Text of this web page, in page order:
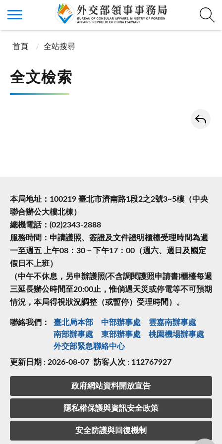
首頁 全站搜尋
全文檢索
本局地址：100219 臺北市濟南路1段2之2號3~5樓（中央
聯合辦公大樓北棟）
總機電話：(02)2343-2888
服務時間：申請護照、簽證及文件證明櫃檯受理時間為週
一至週五 上午08：30－下午17：00（週六、週日及國定
假日不上班）
（中午不休息，另申辦護照(不含調閱護照申請書)櫃檯每週
三延長辦公時間至20:00止，惟倘遇天災或停電等不可預期
情況，本局得視狀況調整（或暫停）受理時間）。
聯絡我們： 臺北局本部 中部辦事處
雲嘉南辦事處
南部辦事處
東部辦事處
桃園機場辦事處
外交部緊急聯絡中⼼
更新日期 : 2026-08-07 訪客人次 : 112767927
政府網站資料開放宣告
隱私權保護與資訊安全政策
安全防護與回復機制